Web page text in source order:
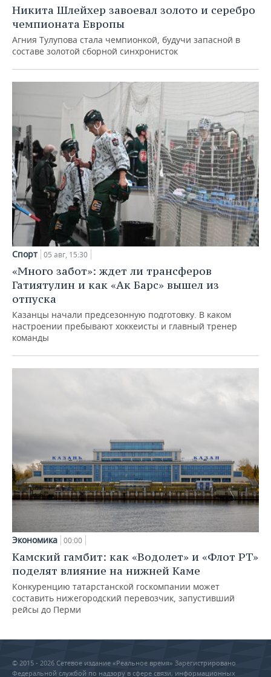
Никита Шлейхер завоевал золото и серебро
чемпионата Европы
Агния Тулупова стала чемпионкой, будучи запасной в
составе золотой сборной синхронисток
Спорт 05 авг, 15:30
«Много забот»: ждет ли трансферов
Гатиятулин и как «Ак Барс» вышел из
отпуска
Казанцы начали предсезонную подготовку. В каком
настроении пребывают хоккеисты и главный тренер
команды
Экономика 00:00
Камский гамбит: как «Водолет» и «Флот РТ»
поделят влияние на нижней Каме
Конкуренцию татарстанской госкомпании может
составить нижегородский перевозчик, запустивший
рейсы до Перми
© 2015 - 2026 Сетевое издание «Реальное время» Зарегистрировано
Федеральной службой по надзору в сфере связи, информационных